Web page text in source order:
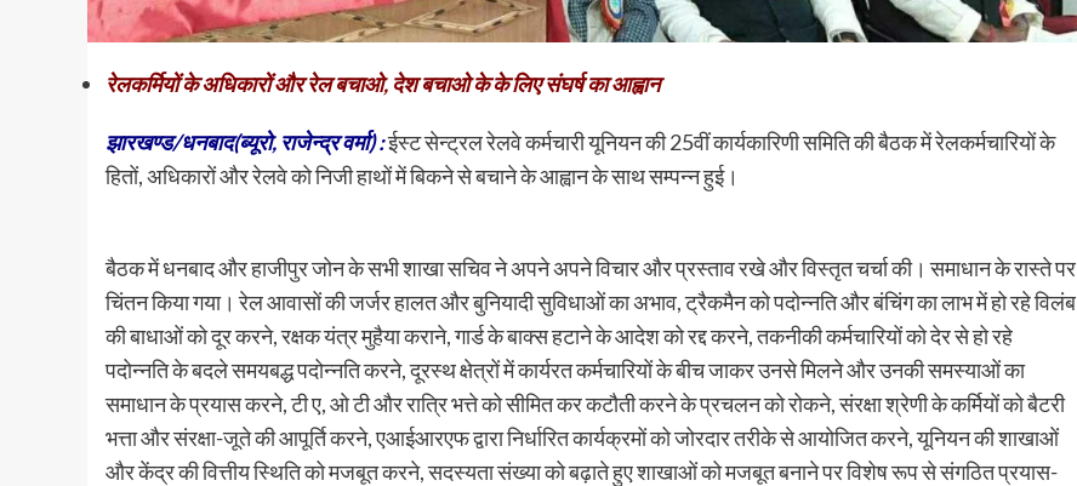
रेलकर्मियों के अधिकारों और रेल बचाओ, देश बचाओ के के लिए संघर्ष का आह्वान
झारखण्ड/धनबाद(ब्यूरो, राजेन्द्र वर्मा) :ईस्ट सेन्ट्रल रेलवे कर्मचारी यूनियन की 25वीं कार्यकारिणी समिति की बैठक में रेलकर्मचारियों के
हितों, अधिकारों और रेलवे को निजी हाथों में बिकने से बचाने के आह्वान के साथ सम्पन्न हुई।
बैठक में धनबाद और हाजीपुर जोन के सभी शाखा सचिव ने अपने अपने विचार और प्रस्ताव रखे और विस्तृत चर्चा की। समाधान के रास्ते पर
चिंतन किया गया। रेल आवासों की जर्जर हालत और बुनियादी सुविधाओं का अभाव, ट्रैकमैन को पदोन्नति और बंचिंग का लाभ में हो रहे विलंब
की बाधाओं को दूर करने, रक्षक यंत्र मुहैया कराने, गार्ड के बाक्स हटाने के आदेश को रद्द करने, तकनीकी कर्मचारियों को देर से हो रहे
पदोन्नति के बदले समयबद्ध पदोन्नति करने, दूरस्थ क्षेत्रों में कार्यरत कर्मचारियों के बीच जाकर उनसे मिलने और उनकी समस्याओं का
समाधान के प्रयास करने, टी ए, ओ टी और रात्रि भत्ते को सीमित कर कटौती करने के प्रचलन को रोकने, संरक्षा श्रेणी के कर्मियों को बैटरी
भत्ता और संरक्षा-जूते की आपूर्ति करने, एआईआरएफ द्वारा निर्धारित कार्यक्रमों को जोरदार तरीके से आयोजित करने, यूनियन की शाखाओं
और केंद्र की वित्तीय स्थिति को मजबूत करने, सदस्यता संख्या को बढ़ाते हुए शाखाओं को मजबूत बनाने पर विशेष रूप से संगठित प्रयास-